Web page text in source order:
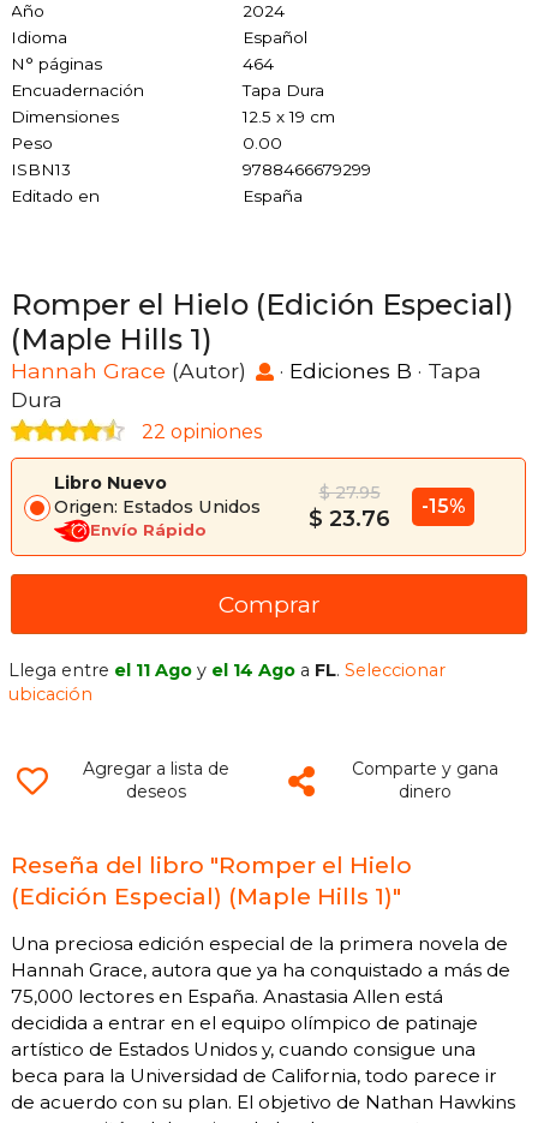
Año
2024
Idioma
Español
N° páginas
464
Encuadernación
Tapa Dura
Dimensiones
12.5 x 19 cm
Peso
0.00
ISBN13
9788466679299
Editado en
España
Romper el Hielo (Edición Especial)
(Maple Hills 1)
Hannah Grace (Autor) · Ediciones B · Tapa
Dura
22 opiniones
Libro Nuevo
Origen: Estados Unidos
Envío Rápido
$ 27.95
$ 23.76 -15%
Comprar
Llega entre el 11 Ago y el 14 Ago a FL.Seleccionar
ubicación
Agregar a lista de
deseos
Comparte y gana
dinero
Reseña del libro "Romper el Hielo
(Edición Especial) (Maple Hills 1)"
Una preciosa edición especial de la primera novela de
Hannah Grace, autora que ya ha conquistado a más de
75,000 lectores en España. Anastasia Allen está
decidida a entrar en el equipo olímpico de patinaje
artístico de Estados Unidos y, cuando consigue una
beca para la Universidad de California, todo parece ir
de acuerdo con su plan. El objetivo de Nathan Hawkins